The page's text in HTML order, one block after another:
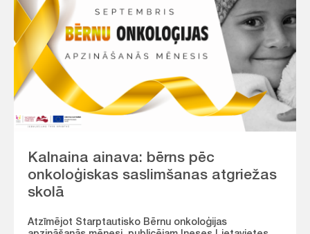
Kalnaina ainava: bērns pēc
onkoloģiskas saslimšanas atgriežas
skolā
Atzīmējot Starptautisko Bērnu onkoloģijas